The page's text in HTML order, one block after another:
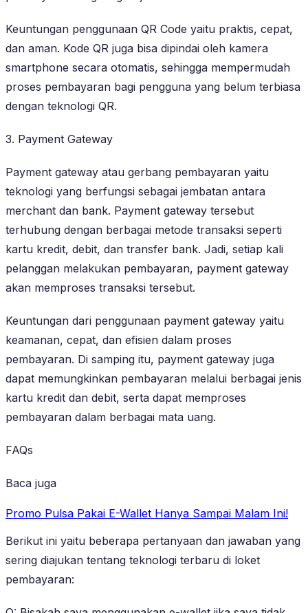
Keuntungan penggunaan QR Code yaitu praktis, cepat,
dan aman. Kode QR juga bisa dipindai oleh kamera
smartphone secara otomatis, sehingga mempermudah
proses pembayaran bagi pengguna yang belum terbiasa
dengan teknologi QR.
3. Payment Gateway
Payment gateway atau gerbang pembayaran yaitu
teknologi yang berfungsi sebagai jembatan antara
merchant dan bank. Payment gateway tersebut
terhubung dengan berbagai metode transaksi seperti
kartu kredit, debit, dan transfer bank. Jadi, setiap kali
pelanggan melakukan pembayaran, payment gateway
akan memproses transaksi tersebut.
Keuntungan dari penggunaan payment gateway yaitu
keamanan, cepat, dan efisien dalam proses
pembayaran. Di samping itu, payment gateway juga
dapat memungkinkan pembayaran melalui berbagai jenis
kartu kredit dan debit, serta dapat memproses
pembayaran dalam berbagai mata uang.
FAQs
Baca juga
Promo Pulsa Pakai E-Wallet Hanya Sampai Malam Ini!
Berikut ini yaitu beberapa pertanyaan dan jawaban yang
sering diajukan tentang teknologi terbaru di loket
pembayaran: